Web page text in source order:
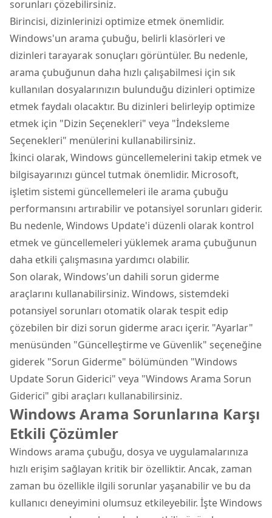
sorunları çözebilirsiniz.
Birincisi, dizinlerinizi optimize etmek önemlidir.
Windows'un arama çubuğu, belirli klasörleri ve
dizinleri tarayarak sonuçları görüntüler. Bu nedenle,
arama çubuğunun daha hızlı çalışabilmesi için sık
kullanılan dosyalarınızın bulunduğu dizinleri optimize
etmek faydalı olacaktır. Bu dizinleri belirleyip optimize
etmek için "Dizin Seçenekleri" veya "İndeksleme
Seçenekleri" menülerini kullanabilirsiniz.
İkinci olarak, Windows güncellemelerini takip etmek ve
bilgisayarınızı güncel tutmak önemlidir. Microsoft,
işletim sistemi güncellemeleri ile arama çubuğu
performansını artırabilir ve potansiyel sorunları giderir.
Bu nedenle, Windows Update'i düzenli olarak kontrol
etmek ve güncellemeleri yüklemek arama çubuğunun
daha etkili çalışmasına yardımcı olabilir.
Son olarak, Windows'un dahili sorun giderme
araçlarını kullanabilirsiniz. Windows, sistemdeki
potansiyel sorunları otomatik olarak tespit edip
çözebilen bir dizi sorun giderme aracı içerir. "Ayarlar"
menüsünden "Güncelleştirme ve Güvenlik" seçeneğine
giderek "Sorun Giderme" bölümünden "Windows
Update Sorun Giderici" veya "Windows Arama Sorun
Giderici" gibi araçları kullanabilirsiniz.
Windows Arama Sorunlarına Karşı
Etkili Çözümler
Windows arama çubuğu, dosya ve uygulamalarınıza
hızlı erişim sağlayan kritik bir özelliktir. Ancak, zaman
zaman bu özellikle ilgili sorunlar yaşanabilir ve bu da
kullanıcı deneyimini olumsuz etkileyebilir. İşte Windows